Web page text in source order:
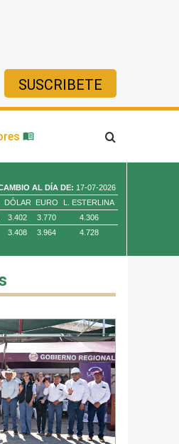
SUSCRIBETE
US $/ Oz. Tr.
AL DÍA DE: 17-07-2026
DÓLAR EURO
L. ESTERLINA
3.402 3.770
4.306
3.408 3.964 4.728